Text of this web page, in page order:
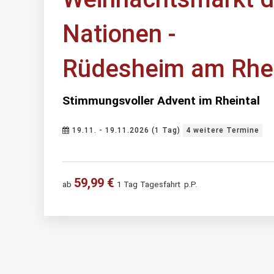
Nationen -
Rüdesheim am
Stimmungsvoller Advent im Rheintal
19.11. - 19.11.2026 (1 Tag) 4 weitere Termine
ab 59,99 € 1 Tag Tagesfahrt p.P.